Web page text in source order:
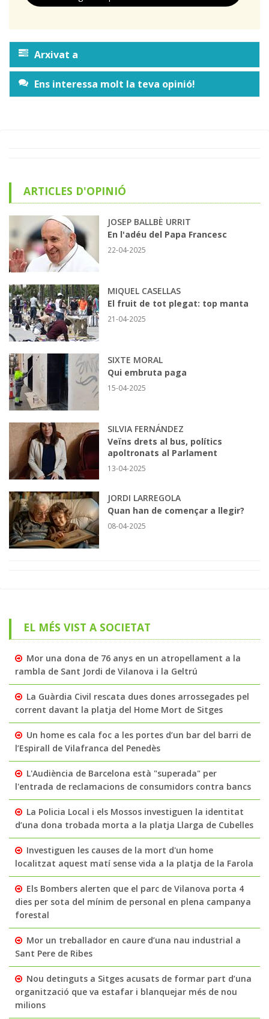
Arxivat a
Ens interessa molt la teva opinió!
ARTICLES D'OPINIÓ
JOSEP BALLBÈ URRIT
En l'adéu del Papa Francesc
22-04-2025
MIQUEL CASELLAS
El fruit de tot plegat: top manta
21-04-2025
SIXTE MORAL
Qui embruta paga
15-04-2025
SILVIA FERNÁNDEZ
Veïns drets al bus, polítics
apoltronats al Parlament
13-04-2025
JORDI LARREGOLA
Quan han de començar a llegir?
08-04-2025
EL MÉS VIST A SOCIETAT
Mor una dona de 76 anys en un atropellament a la
rambla de Sant Jordi de Vilanova i la Geltrú
La Guàrdia Civil rescata dues dones arrossegades pel
corrent davant la platja del Home Mort de Sitges
Un home es cala foc a les portes d’un bar del barri de
l’Espirall de Vilafranca del Penedès
L'Audiència de Barcelona està "superada" per
l'entrada de reclamacions de consumidors contra bancs
La Policia Local i els Mossos investiguen la identitat
d’una dona trobada morta a la platja Llarga de Cubelles
Investiguen les causes de la mort d'un home
localitzat aquest matí sense vida a la platja de la Farola
Els Bombers alerten que el parc de Vilanova porta 4
dies per sota del mínim de personal en plena campanya
forestal
Mor un treballador en caure d’una nau industrial a
Sant Pere de Ribes
Nou detinguts a Sitges acusats de formar part d’una
organització que va estafar i blanquejar més de nou
milions